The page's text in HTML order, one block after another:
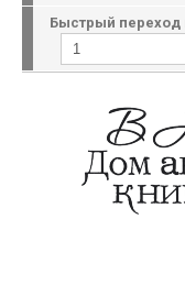
Быстрый переход